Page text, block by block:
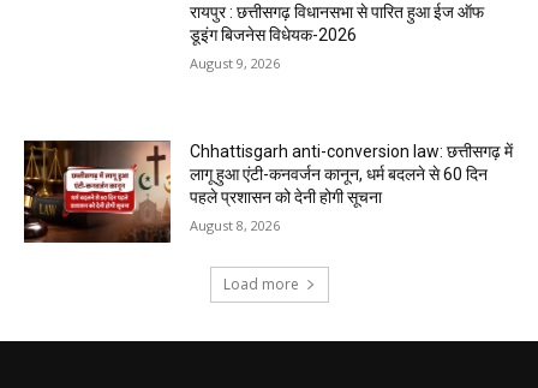
रायपुर : छत्तीसगढ़ विधानसभा से पारित हुआ ईज ऑफ
डूइंग बिजनेस विधेयक-2026
August 9, 2026
Chhattisgarh anti-conversion law: छत्तीसगढ़ में
लागू हुआ एंटी-कनवर्जन कानून, धर्म बदलने से 60 दिन
पहले प्रशासन को देनी होगी सूचना
August 8, 2026
Load more